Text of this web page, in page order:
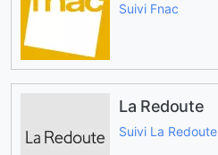
Suivi Fnac
La Redoute
Suivi La Redoute